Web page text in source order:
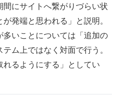
間にサイトへ繋がりづらい状
発端と思われる」と説明。
いことについては「追加の
ム上ではなく対面で行う。
るようにする」としてい